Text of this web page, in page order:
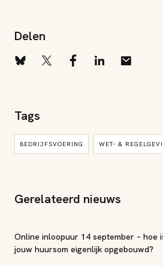
Delen
Tags
BEDRIJFSVOERING WET- &
Gerelateerd nieuws
Online inloopuur 14 september – hoe
jouw huursom eigenlijk opgebouwd?